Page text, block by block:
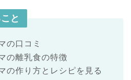
と
の口コミ
の離乳食の特徴
の作り方とレシピを見る